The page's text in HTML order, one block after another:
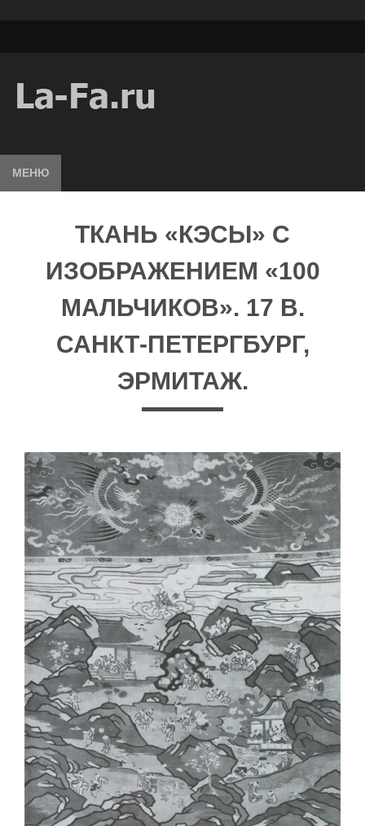
МЕНЮ
ТКАНЬ «КЭСЫ» С
ИЗОБРАЖЕНИЕМ «100
МАЛЬЧИКОВ». 17 В.
САНКТ-ПЕТЕРГБУРГ,
ЭРМИТАЖ.